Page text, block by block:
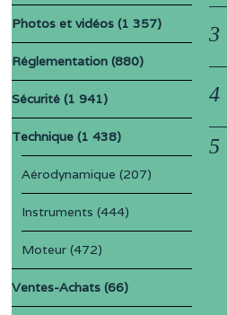
Photos et vidéos (1 357)
Réglementation (880)
Sécurité (1 941)
Technique (1 438)
Aérodynamique (207)
Instruments (444)
Moteur (472)
Ventes-Achats (66)